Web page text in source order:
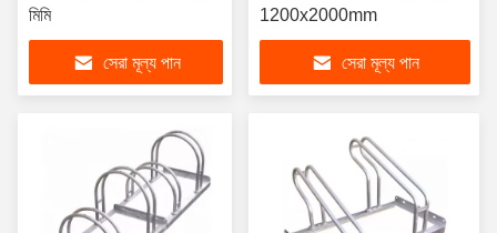
মিমি
সেরা মূল্য পান
1200x2000mm
সেরা মূল্য পান